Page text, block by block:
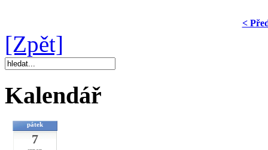
<
[Zpět]
Kalendář
pátek
7